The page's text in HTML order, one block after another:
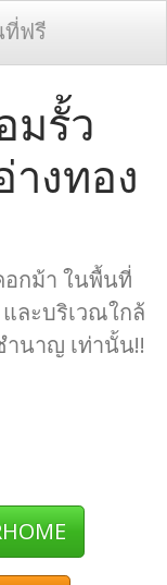
ที่ฟรี
มรั้ว
างทอง
อกม้า ในพื้นที่
ละบริเวณใกล้
นาญ เท่านั้น!!